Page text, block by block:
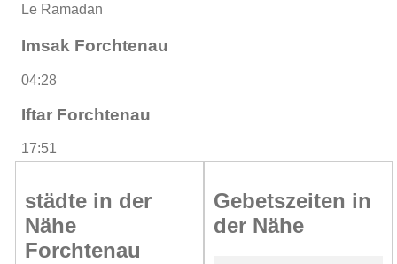
Le Ramadan
Imsak Forchtenau
04:28
Iftar Forchtenau
17:51
städte in der
Nähe
Forchtenau
Gebetszeiten in
der Nähe